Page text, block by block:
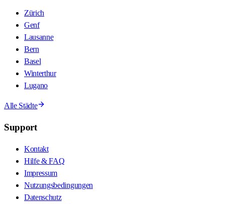
Zürich
Genf
Lausanne
Bern
Basel
Winterthur
Lugano
Alle Städte
Support
Kontakt
Hilfe & FAQ
Impressum
Nutzungsbedingungen
Datenschutz